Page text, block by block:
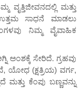
ವೃತ್ತಿಜೀವನದಲ್ಲಿ ಮತ್ತು
ಸಾಧನೆ ಮಾಡಲು
ನಿಮ್ಮ ವೈವಾಹಿಕ
ಅಂಶಕ್ಕೆ ಸೇರಿದೆ. ಗ್ರಹವು
ಯೋಧ (ಕ್ಷತ್ರಿಯ) ವರ್ಗ,
ಮತ್ತು ಕೆಂಪು ಬಣ್ಣವನ್ನು